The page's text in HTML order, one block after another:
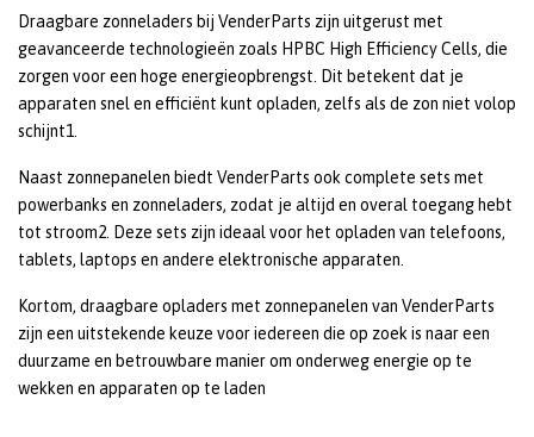
Draagbare zonneladers bij VenderParts zijn uitgerust met
geavanceerde technologieën zoals HPBC High Efficiency Cells, die
zorgen voor een hoge energieopbrengst. Dit betekent dat je
apparaten snel en efficiënt kunt opladen, zelfs als de zon niet volop
schijnt1.
Naast zonnepanelen biedt VenderParts ook complete sets met
powerbanks en zonneladers, zodat je altijd en overal toegang hebt
tot stroom2. Deze sets zijn ideaal voor het opladen van telefoons,
tablets, laptops en andere elektronische apparaten.
Kortom, draagbare opladers met zonnepanelen van VenderParts
zijn een uitstekende keuze voor iedereen die op zoek is naar een
duurzame en betrouwbare manier om onderweg energie op te
wekken en apparaten op te laden